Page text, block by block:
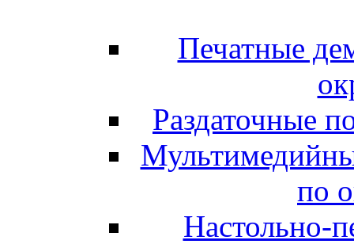
Печатные
Раздаточные
по
Настольно-